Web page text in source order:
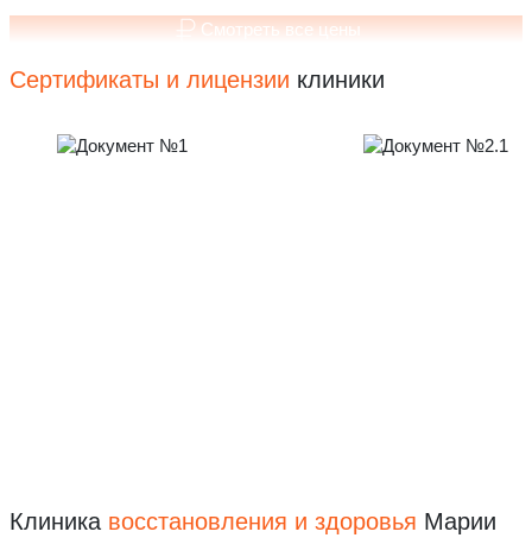
Смотреть все цены
Сертификаты и лицензии клиники
Клиника восстановления и здоровья Марии